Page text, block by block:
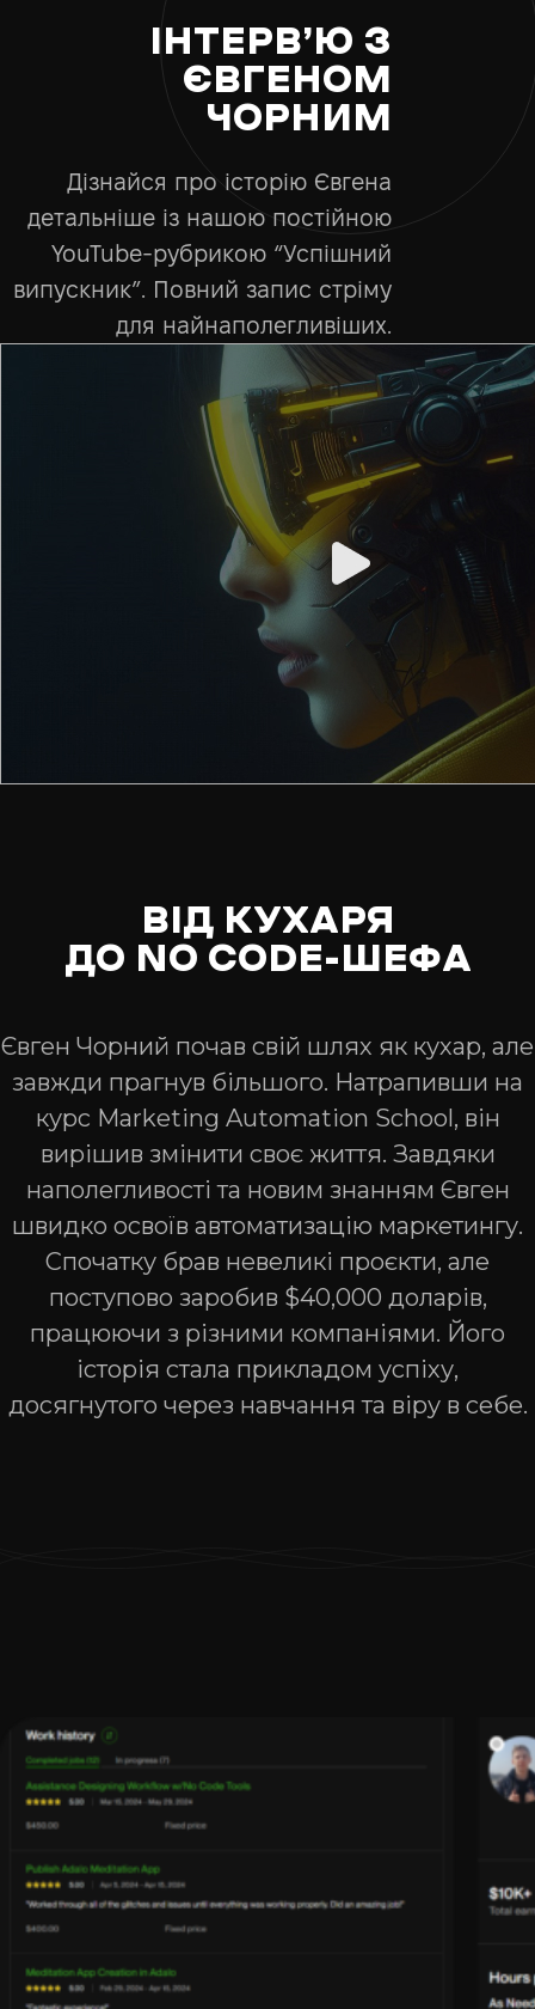
ІНТЕРВ’Ю З
ЄВГЕНОМ
ЧОРНИМ
Дізнайся про історію Євгена
детальніше із нашою постійною
YouTube-рубрикою “Успішний
випускник”. Повний запис стріму
для найнаполегливіших.
ВІД КУХАРЯ
ДО NO CODE-ШЕФА
Євген Чорний почав свій шлях як кухар, але
завжди прагнув більшого. Натрапивши на
курс Marketing Automation School, він
вирішив змінити своє життя. Завдяки
наполегливості та новим знанням Євген
швидко освоїв автоматизацію маркетингу.
Спочатку брав невеликі проєкти, але
поступово заробив $40,000 доларів,
працюючи з різними компаніями. Його
історія стала прикладом успіху,
досягнутого через навчання та віру в себе.